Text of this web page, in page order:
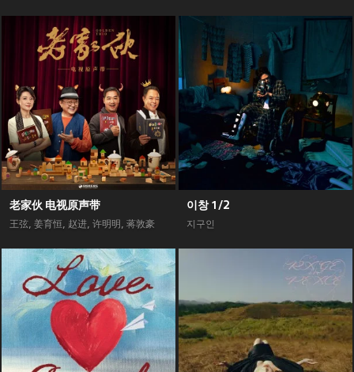
老家伙 电视原声带
王弦, 姜育恒, 赵进, 许明明 , 蒋敦豪
이창 1/2
지구인